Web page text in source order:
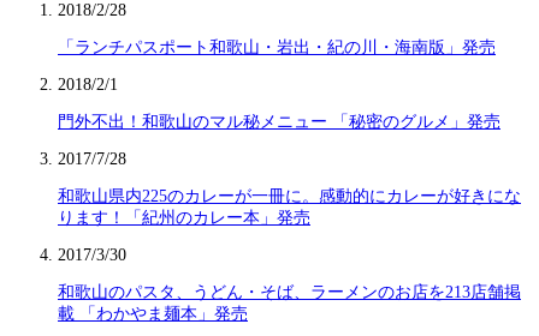
2018/2/28
「ランチパスポート和歌山・岩出・紀の川・海南版」発売
2018/2/1
門外不出！和歌山のマル秘メニュー 「秘密のグルメ」発売
2017/7/28
和歌山県内225のカレーが一冊に。感動的にカレーが好きにな
ります！「紀州のカレー本」発売
2017/3/30
和歌山のパスタ、うどん・そば、ラーメンのお店を213店舗掲
載 「わかやま麺本」発売